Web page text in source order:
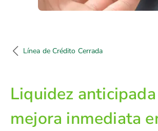
Liquidez
mejora inmediata
Línea de Crédito Cerrada